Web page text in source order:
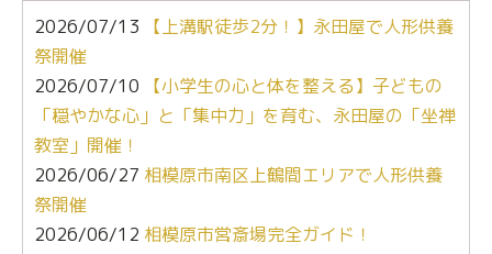
2026/07/13
【上溝駅徒歩2分！】永田屋で人形供養
祭開催
2026/07/10
【小学生の心と体を整える】子どもの
「穏やかな心」と「集中力」を育む、永田屋の「坐禅
教室」開催！
2026/06/27 相模原市南区上鶴間エリアで人形供養
祭開催
2026/06/12 相模原市営斎場完全ガイド！